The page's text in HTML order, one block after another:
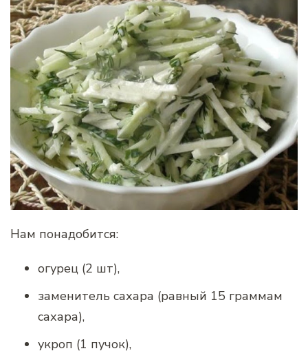
Нам понадобится:
огурец (2 шт),
заменитель сахара (равный 15 граммам
сахара),
укроп (1 пучок),